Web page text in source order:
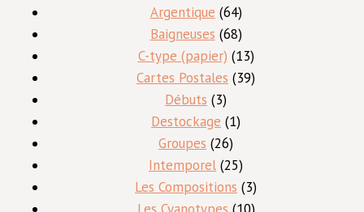
produits
Argentique 6464
produits
Baigneuses 6868
produits
C-type (papier) 1313
produits
Cartes Postales 3939
Débuts 33
produits
Destockage 11
Groupes 2626
produits
Intemporel 2525
produits
Les Compositions 33
produits
10